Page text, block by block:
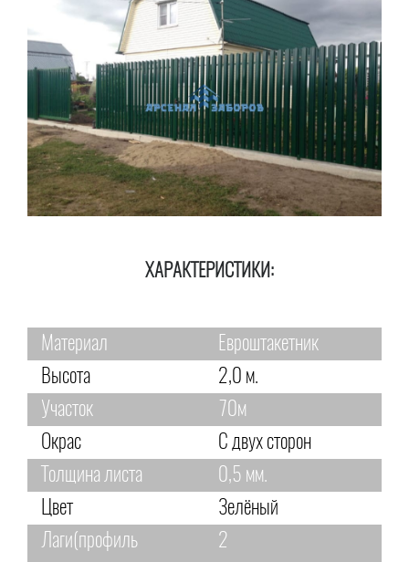
ХАРАКТЕРИСТИКИ:
Материал
Евроштакетник
Высота
2,0 м.
Участок
70м
Окрас
С двух сторон
Толщина листа
0,5 мм.
Цвет
Зелёный
Лаги(профиль
2